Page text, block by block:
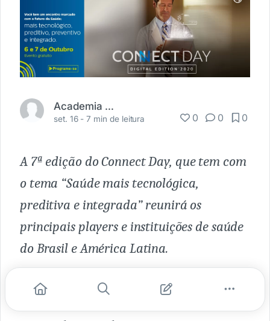
Academia Médica
set. 16 -7 min de leitura 0 0 0
A 7ª edição do Connect Day, que tem com
o tema “Saúde mais tecnológica,
preditiva e integrada” reunirá os
principais players e instituições de saúde
do Brasil e América Latina.
temas tratados no evento.